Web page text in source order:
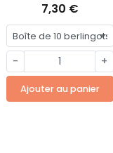
7,30 €
- +
Ajouter au panier